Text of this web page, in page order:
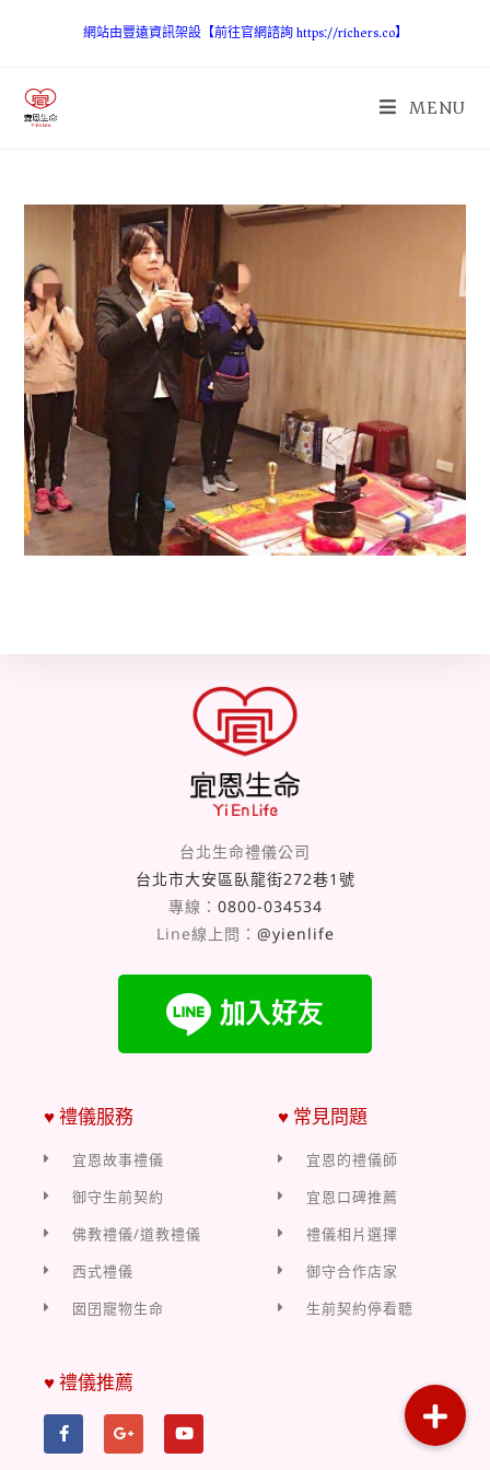
網站由豐遠資訊架設【前往官網諮詢 https://richers.co】
MENU
台北生命禮儀公司
台北市大安區臥龍街272巷1號
專線： 0800-034534
Line線上問： @yienlife
♥ 禮儀服務
宜恩故事禮儀
御守生前契約
佛教禮儀/道教禮儀
西式禮儀
囡囝寵物生命
♥ 常見問題
宜恩的禮儀師
宜恩口碑推薦
禮儀相片選擇
御守合作店家
生前契約停看聽
♥ 禮儀推薦